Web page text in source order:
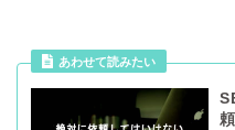
あわせて読みたい